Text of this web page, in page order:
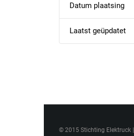
Datum plaatsing
Laatst geüpdatet
© 2015 Stichting Elektruck |